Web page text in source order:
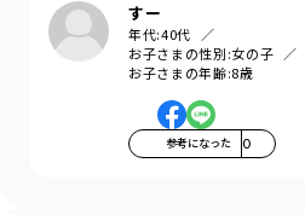
すー
年代:40代
お子さまの性別:女の子
お子さまの年齢:8歳
参考になった 0